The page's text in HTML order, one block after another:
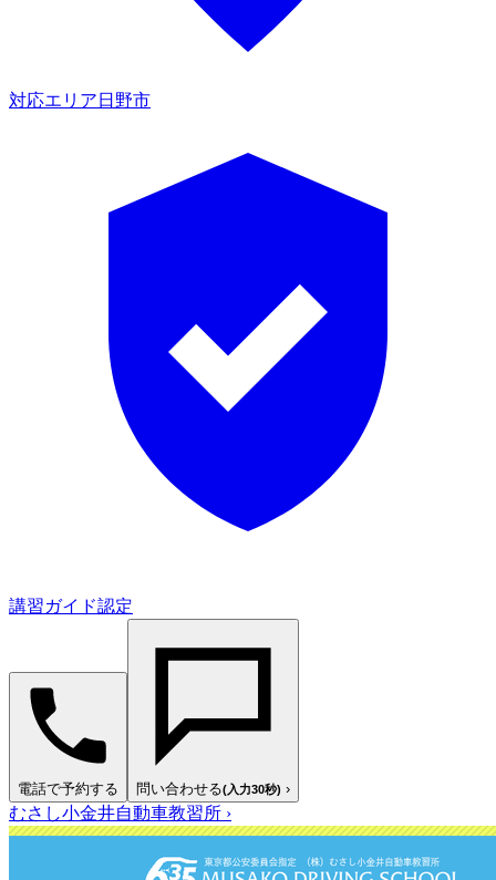
対応エリア 日野市
講習ガイド認定
電話で予約する 問い合わせる(入力30秒) ›
むさし小金井自動車教習所 ›